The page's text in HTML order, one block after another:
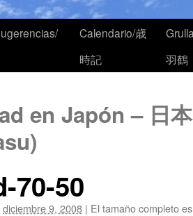
Calendario/歳
時記
羽鶴
en Japón – 日
70-50
diciembre 9, 2008 | El tamaño completo